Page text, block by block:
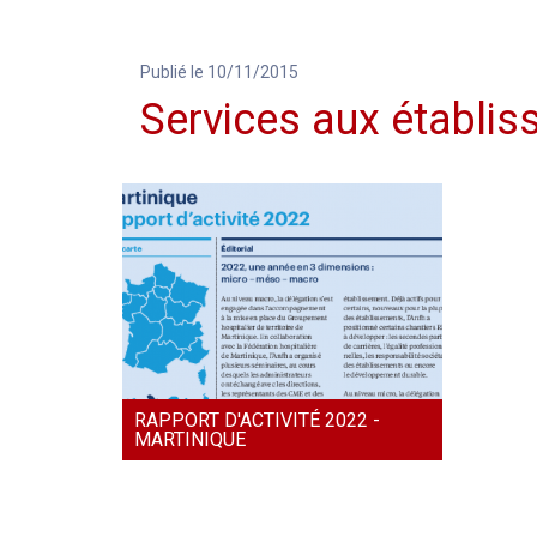
Publié le 10/11/2015
Services aux
RAPPORT D'ACTIVITÉ 2022 -
MARTINIQUE